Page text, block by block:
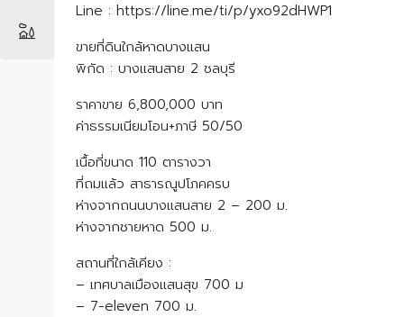
Line : https://line.me/ti/p/yxo92dHWP1
ขายที่ดินใกล้หาดบางแสน
พิกัด : บางแสนสาย 2 ชลบุรี
ราคาขาย 6,800,000 บาท
ค่าธรรมเนียมโอน+ภาษี 50/50
เนื้อที่ขนาด 110 ตารางวา
ที่ถมแล้ว สาธารณูปโภคครบ
ห่างจากถนนบางแสนสาย 2 – 200 ม.
ห่างจากชายหาด 500 ม.
สถานที่ใกล้เคียง :
– เทศบาลเมืองแสนสุข 700 ม
– 7-eleven 700 ม.